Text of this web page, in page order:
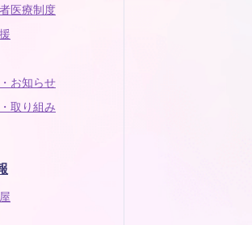
医療制度
お知らせ
取り組み